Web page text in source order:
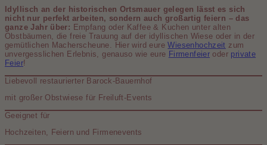
Idyllisch an der historischen Ortsmauer gelegen lässt es sich
nicht nur perfekt arbeiten, sondern auch großartig feiern – das
ganze Jahr über: Empfang oder Kaffee & Kuchen unter alten
Obstbäumen, die freie Trauung auf der idyllischen Wiese oder in der
gemütlichen Macherscheune. Hier wird eureWiesenhochzeit zum
unvergesslichen Erlebnis, genauso wie eure Firmenfeier oder private
Feier!
Liebevoll restaurierter Barock-Bauernhof
mit großer Obstwiese für Freiluft-Events
Geeignet für
Hochzeiten, Feiern und Firmenevents